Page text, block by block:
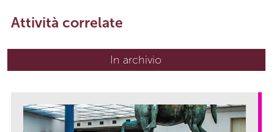
Attività correlate
In archivio